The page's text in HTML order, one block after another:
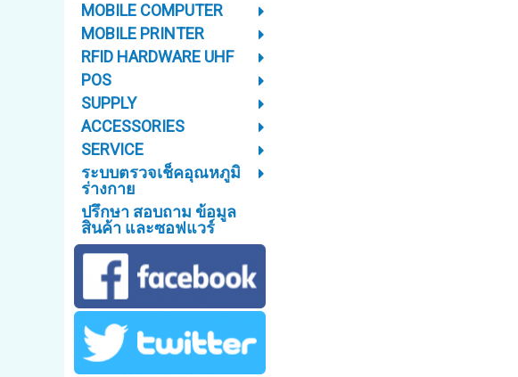
MOBILE COMPUTER
MOBILE PRINTER
RFID HARDWARE UHF
POS
SUPPLY
ACCESSORIES
SERVICE
ระบบตรวจเช็คอุณหภูมิ
ร่างกาย
ปรึกษา สอบถาม ข้อมูล
สินค้า และซอฟแวร์